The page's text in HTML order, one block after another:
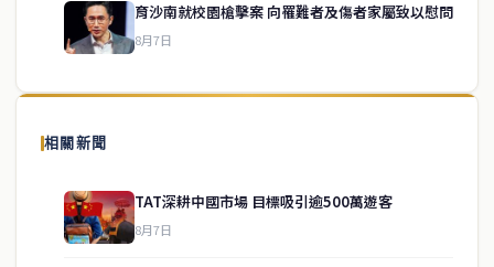
育沙南就校園槍擊案 向罹難者及傷者家屬致以慰問
8月7日
相關新聞
TAT深耕中國市場 目標吸引逾500萬遊客
8月7日
關於我們
泰國中文新聞（TCN）是一家總部設於曼谷的中文新聞媒體，致力於
供即時、客觀、多元的中文新聞內容。